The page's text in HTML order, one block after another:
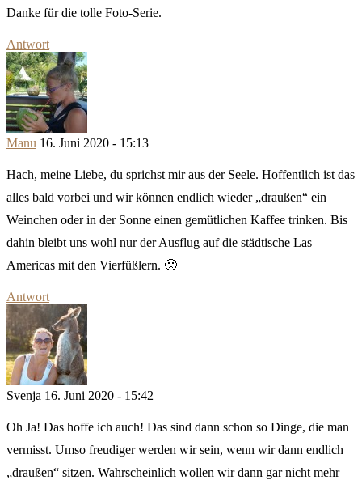
Danke für die tolle Foto-Serie.
Antwort
Manu 16. Juni 2020 - 15:13
Hach, meine Liebe, du sprichst mir aus der Seele. Hoffentlich ist das
alles bald vorbei und wir können endlich wieder „draußen“ ein
Weinchen oder in der Sonne einen gemütlichen Kaffee trinken. Bis
dahin bleibt uns wohl nur der Ausflug auf die städtische Las
Americas mit den Vierfüßlern. 🙁
Antwort
Svenja 16. Juni 2020 - 15:42
Oh Ja! Das hoffe ich auch! Das sind dann schon so Dinge, die man
vermisst. Umso freudiger werden wir sein, wenn wir dann endlich
„draußen“ sitzen. Wahrscheinlich wollen wir dann gar nicht mehr